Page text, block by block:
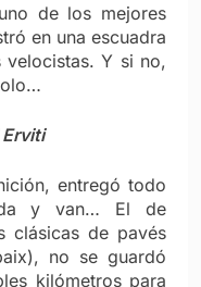
de los mejores
en una escuadra
Y si no,
entregó todo
y van… El de
clásicas de pavés
no se guardó
kilómetros para